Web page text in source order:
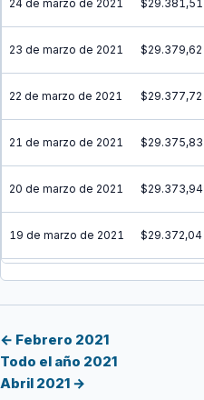
24 de marzo de 2021 $29.381,51
23 de marzo de 2021 $29.379,62
22 de marzo de 2021 $29.377,72
21 de marzo de 2021 $29.375,83
20 de marzo de 2021 $29.373,94
19 de marzo de 2021 $29.372,04
18 de marzo de 2021 $29.370,15
16 de marzo de 2021
← Febrero 2021
Todo el año 2021
Abril 2021 →